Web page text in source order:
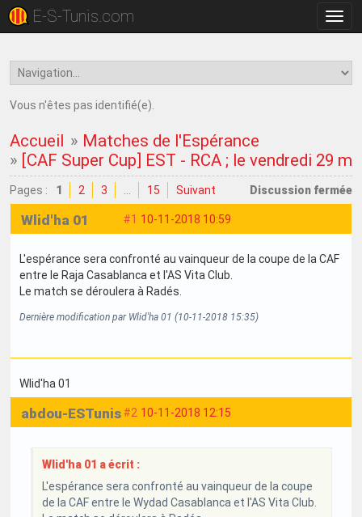
la
E-S-Tunis.com
Vous n'êtes pas identifié(e).
Accueil » Matches de l'Espérance
» [CAF Super Cup] EST - RCA ; le vendredi 29
Pages : 1 2 3 15 Suivant Discussion fermée
#1 10-11-2018 10:59
Wlid'ha 01
L'espérance sera confronté au vainqueur de la coupe de la CAF
entre le Raja Casablanca et l'AS Vita Club.
Le match se déroulera à Radés.
Dernière modification par Wlid'ha 01 (10-11-2018 15:35)
Wlid'ha 01
#2 10-11-2018 12:15
abdou-ESTunis
Wlid'ha 01 a écrit :
L'espérance sera confronté au vainqueur de la coupe
de la CAF entre le Wydad Casablanca et l'AS Vita Club.